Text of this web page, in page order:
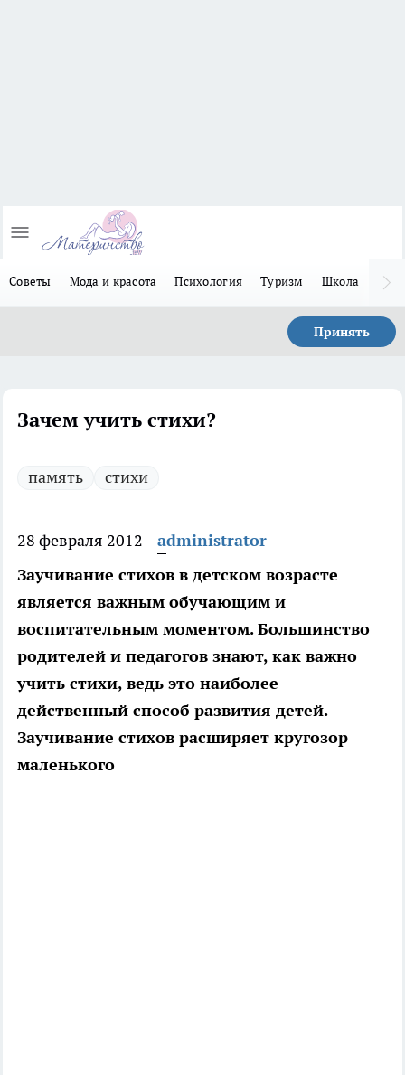
Советы Мода и красота Психология Туризм Школа
Принять
Зачем учить стихи?
память стихи
28 февраля 2012
administrator
Заучивание стихов в детском возрасте
является важным обучающим и
воспитательным моментом. Большинство
родителей и педагогов знают, как важно
учить стихи, ведь это наиболее
действенный способ развития детей.
Заучивание стихов расширяет кругозор
маленького